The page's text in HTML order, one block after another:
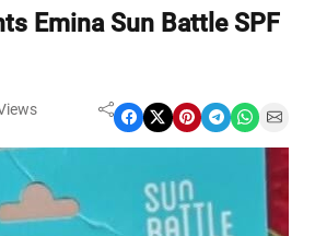
Emina Sun Battle SPF
Share on Facebook Share on X Share on Pinterest Share on Telegram Share on WhatsApp Share on Email